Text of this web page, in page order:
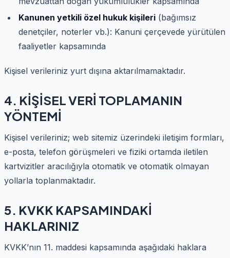
Kanunen yetkili özel hukuk kişileri (bağımsız
denetçiler, noterler vb.): Kanuni çerçevede yürütülen
faaliyetler kapsamında
Kişisel verileriniz yurt dışına aktarılmamaktadır.
4. KİŞİSEL VERİ TOPLAMANIN
YÖNTEMİ
Kişisel verileriniz; web sitemiz üzerindeki iletişim formları,
e-posta, telefon görüşmeleri ve fiziki ortamda iletilen
kartvizitler aracılığıyla otomatik ve otomatik olmayan
yollarla toplanmaktadır.
5. KVKK KAPSAMINDAKİ
HAKLARINIZ
KVKK’nın 11. maddesi kapsamında aşağıdaki haklara